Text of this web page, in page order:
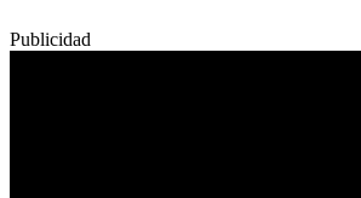
Publicidad